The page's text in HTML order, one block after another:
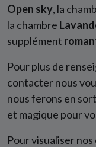
Open sky, la
la chambre L
supplément
Pour plus de
contacter nous
nous ferons en
et magique pour
Pour visualiser